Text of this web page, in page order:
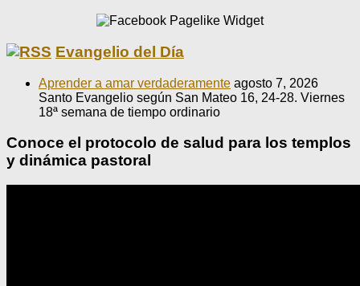
Evangelio del Día
Aprender a amar verdaderamente agosto 7, 2026
Santo Evangelio según San Mateo 16, 24-28. Viernes
18ª semana de tiempo ordinario
Conoce el protocolo de salud para los templos
y dinámica pastoral